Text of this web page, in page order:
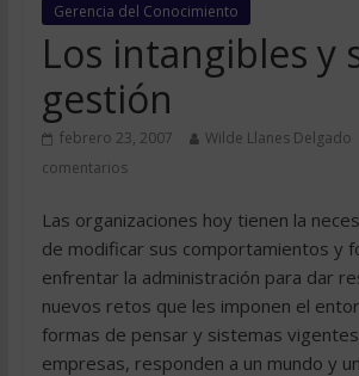
Gerencia del Conocimiento
Los intangibles y
gestión
febrero 23, 2007 Wilde Llanes Delgado
comentarios
Las organizaciones hoy tienen la
de modificar sus comportamientos y
enfrentar la administración para dar
nuevos retos que les imponen el
formas de pensar y sistemas
empresas, responden a un mundo y